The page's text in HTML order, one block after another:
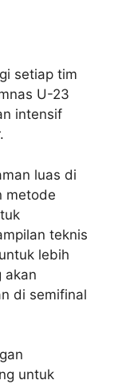
setiap tim
U-23
intensif
luas di
metode
teknis
lebih
akan
di semifinal
untuk